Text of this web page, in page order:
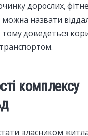
дорослих,
назвати
тому доведеться
комплексу
власником